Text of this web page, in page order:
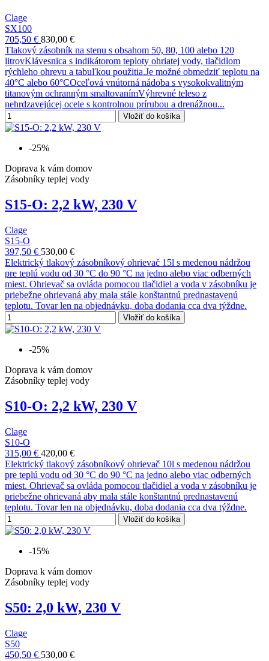
Clage
SX100
705,50 € 830,00 €
Tlakový zásobník na stenu s obsahom 50, 80, 100 alebo 120
litrovKlávesnica s indikátorom teploty ohriatej vody, tlačidlom
rýchleho ohrevu a tabuľkou použitia.Je možné obmedziť teplotu na
40°C alebo 60°COceľová vnútorná nádoba s vysokokvalitným
titanovým ochranným smaltovanímVýhrevné teleso z
nehrdzavejúcej ocele s kontrolnou prírubou a drenážnou...
Vložiť do košíka
-25%
Doprava k vám domov
Zásobníky teplej vody
S15-O: 2,2 kW, 230 V
Clage
S15-O
397,50 € 530,00 €
Elektrický tlakový zásobníkový ohrievač 15l s medenou nádržou
pre teplú vodu od 30 °C do 90 °C na jedno alebo viac odberných
miest. Ohrievač sa ovláda pomocou tlačidiel a voda v zásobníku je
priebežne ohrievaná aby mala stále konštantnú prednastavenú
teplotu. Tovar len na objednávku, doba dodania cca dva týždne.
Vložiť do košíka
-25%
Doprava k vám domov
Zásobníky teplej vody
S10-O: 2,2 kW, 230 V
Clage
S10-O
315,00 € 420,00 €
Elektrický tlakový zásobníkový ohrievač 10l s medenou nádržou
pre teplú vodu od 30 °C do 90 °C na jedno alebo viac odberných
miest. Ohrievač sa ovláda pomocou tlačidiel a voda v zásobníku je
priebežne ohrievaná aby mala stále konštantnú prednastavenú
teplotu. Tovar len na objednávku, doba dodania cca dva týždne.
Vložiť do košíka
-15%
Doprava k vám domov
Zásobníky teplej vody
S50: 2,0 kW, 230 V
Clage
S50
450,50 € 530,00 €